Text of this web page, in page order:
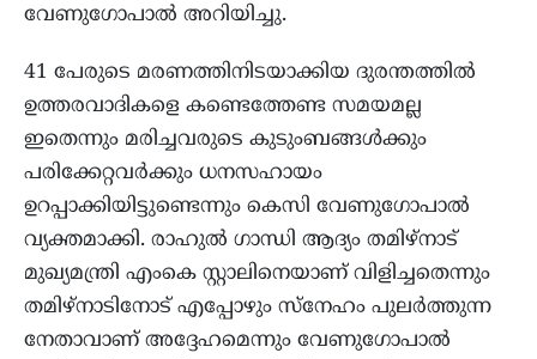
വേണുഗോപാൽ അറിയിച്ചു.
41 പേരുടെ മരണത്തിനിടയാക്കിയ ദുരന്തത്തിൽ
ഉത്തരവാദികളെ കണ്ടെത്തേണ്ട സമയമല്ല
ഇതെന്നും മരിച്ചവരുടെ കുടുംബങ്ങൾക്കും
പരിക്കേറ്റവർക്കും ധനസഹായം
ഉറപ്പാക്കിയിട്ടുണ്ടെന്നും കെസി വേണുഗോപാൽ
വ്യക്തമാക്കി. രാഹുൽ ഗാന്ധി ആദ്യം തമിഴ്നാട്
മുഖ്യമന്ത്രി എംകെ സ്റ്റാലിനെയാണ് വിളിച്ചതെന്നും
തമിഴ്നാടിനോട് എപ്പോഴും സ്നേഹം പുലർത്തുന്ന
നേതാവാണ് അദ്ദേഹമെന്നും വേണുഗോപാൽ